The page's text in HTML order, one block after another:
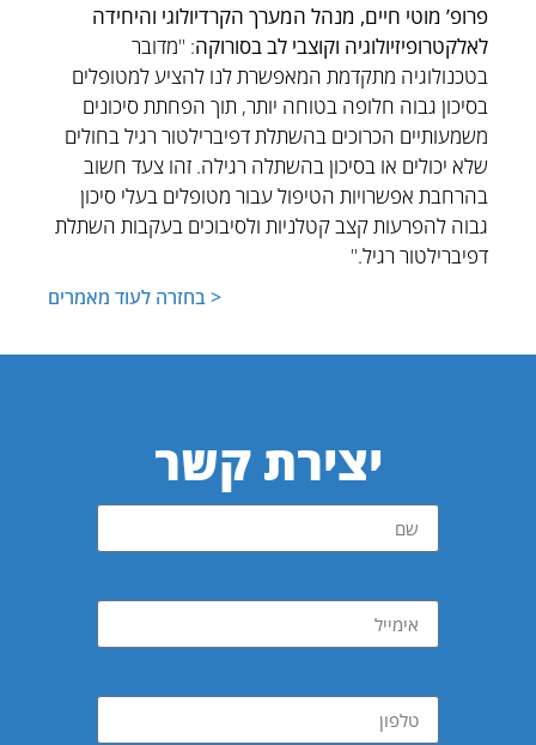
פרופ’ מוטי חיים, מנהל המערך הקרדיולוגי והיחידה
לאלקטרופיזיולוגיה וקוצבי לב בסורוקה: "מדובר
בטכנולוגיה מתקדמת המאפשרת לנו להציע למטופלים
בסיכון גבוה חלופה בטוחה יותר, תוך הפחתת סיכונים
משמעותיים הכרוכים בהשתלת דפיברילטור רגיל בחולים
שלא יכולים או בסיכון בהשתלה רגילה. זהו צעד חשוב
בהרחבת אפשרויות הטיפול עבור מטופלים בעלי סיכון
גבוה להפרעות קצב קטלניות ולסיבוכים בעקבות השתלת
דפיברילטור רגיל."
< בחזרה לעוד מאמרים
יצירת קשר